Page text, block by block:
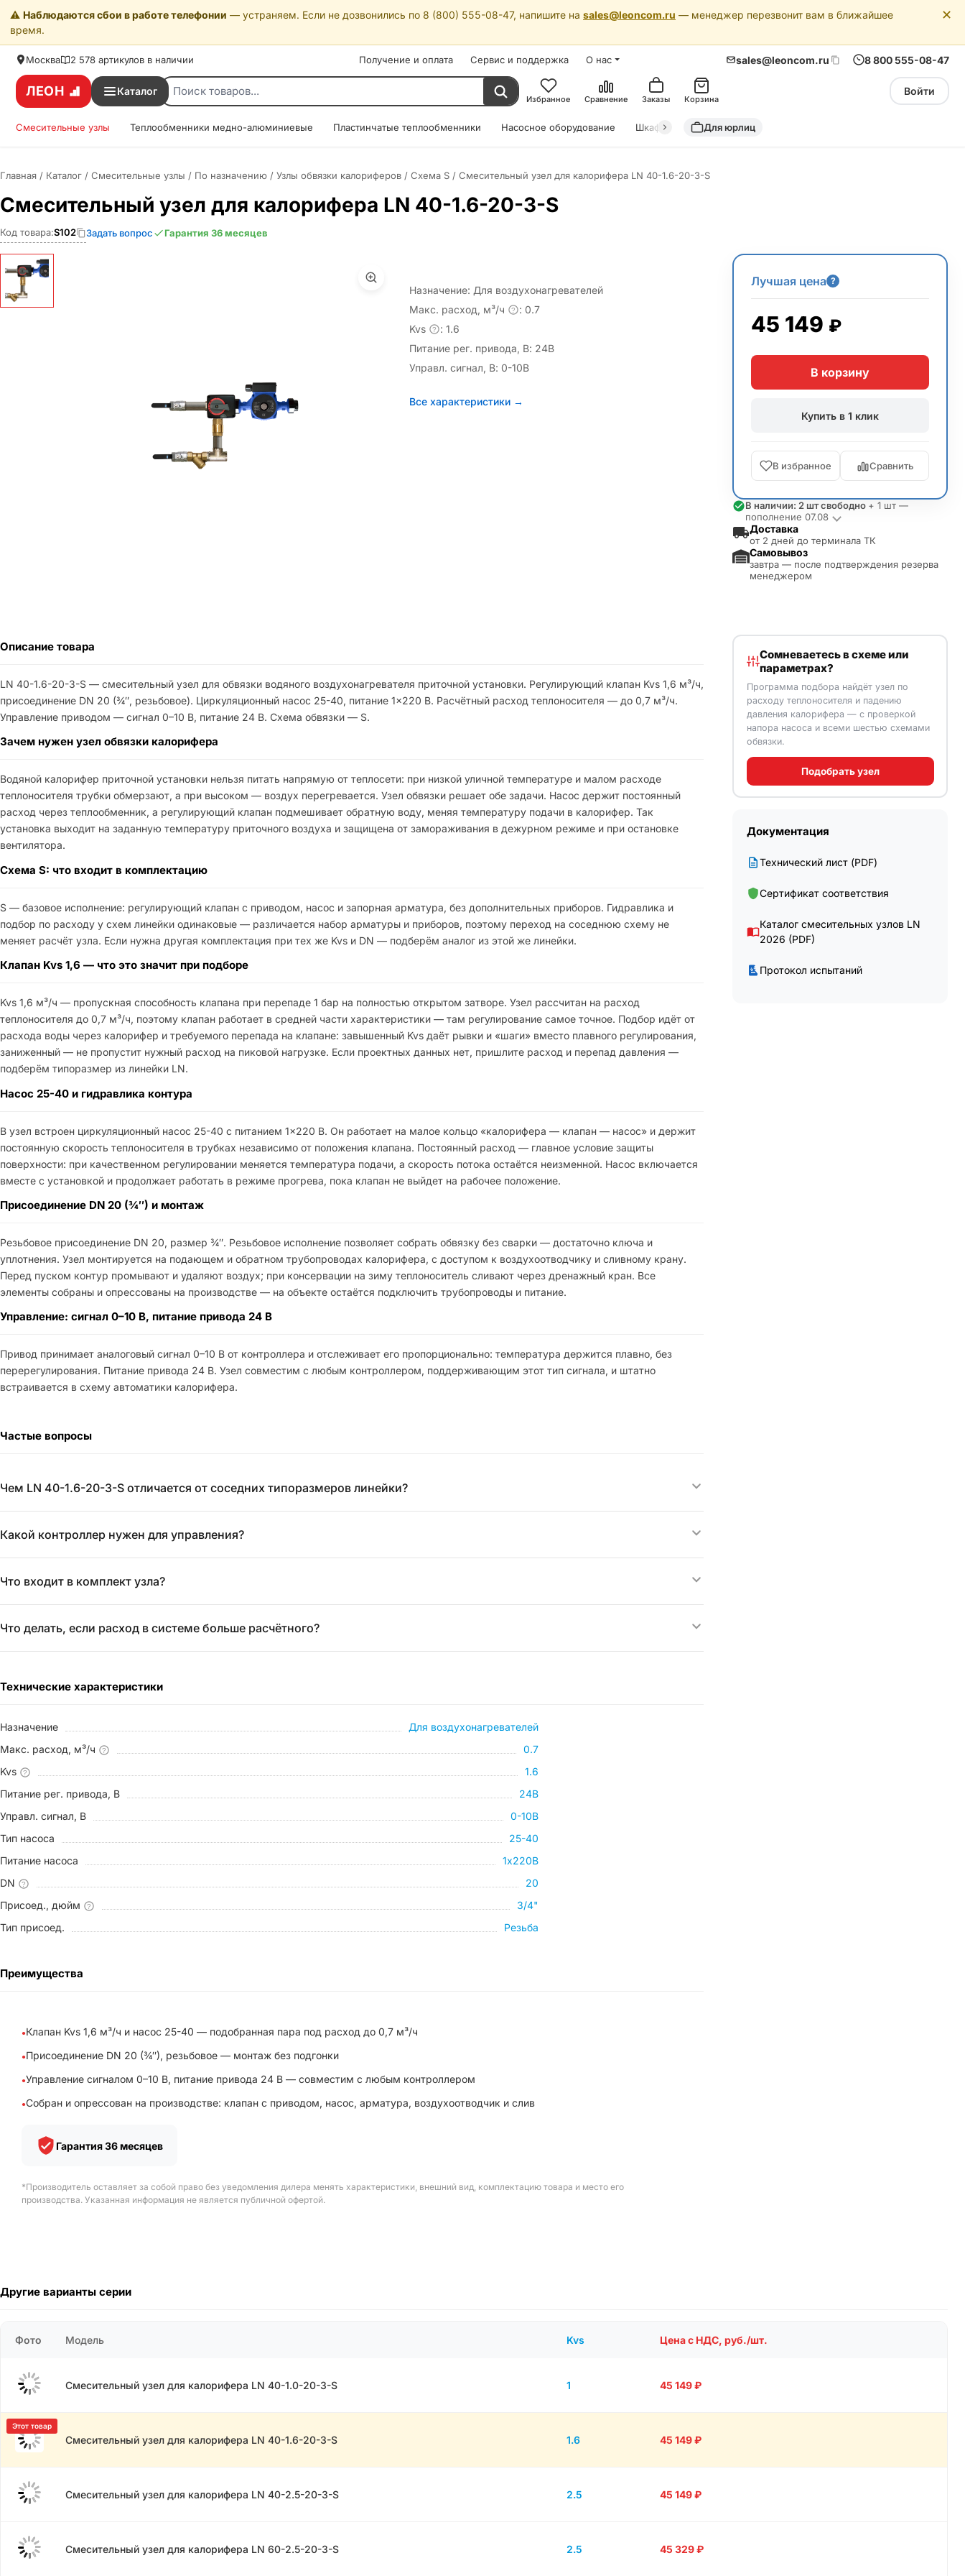
⚠️ Наблюдаются сбои в работе телефонии — устраняем. Если не дозвонились по 8 (800) 555-08-47, напишите на sales@leoncom.ru — менеджер перезвонит вам в ближайшее
время.
✕
Москва 2 578 артикулов в наличии Получение и оплата Сервис и поддержка О нас sales@leoncom.ru 8 800 555-08-47
ЛЕОН Каталог
Избранное Сравнение Заказы Корзина
Войти
Смесительные узлы Теплообменники медно-алюминиевые Пластинчатые теплообменники Насосное оборудование Шкафы автоматики Драйкулеры (сухие охладители)
Для юрлиц
Главная / Каталог / Смесительные узлы / По назначению / Узлы обвязки калориферов / Схема S / Смесительный узел для калорифера LN 40-1.6-20-3-S
Смесительный узел для калорифера LN 40-1.6-20-3-S
Код товара:S102 Задать вопрос Гарантия 36 месяцев
Назначение: Для воздухонагревателей
Макс. расход, м³/ч
?
: 0.7
Kvs
?
: 1.6
Питание рег. привода, В: 24В
Управл. сигнал, В: 0-10В
Все характеристики →
Лучшая цена ?
45 149 ₽
В корзину
Купить в 1 клик
В избранное Сравнить
В наличии: 2 шт свободно + 1 шт —
пополнение 07.08
Доставка
от 2 дней до терминала ТК
Самовывоз
завтра — после подтверждения резерва
менеджером
Описание товара
LN 40-1.6-20-3-S — смесительный узел для обвязки водяного воздухонагревателя приточной установки. Регулирующий клапан Kvs 1,6 м³/ч,
присоединение DN 20 (¾″, резьбовое). Циркуляционный насос 25-40, питание 1×220 В. Расчётный расход теплоносителя — до 0,7 м³/ч.
Управление приводом — сигнал 0–10 В, питание 24 В. Схема обвязки — S.
Зачем нужен узел обвязки калорифера
Водяной калорифер приточной установки нельзя питать напрямую от теплосети: при низкой уличной температуре и малом расходе
теплоносителя трубки обмерзают, а при высоком — воздух перегревается. Узел обвязки решает обе задачи. Насос держит постоянный
расход через теплообменник, а регулирующий клапан подмешивает обратную воду, меняя температуру подачи в калорифер. Так
установка выходит на заданную температуру приточного воздуха и защищена от замораживания в дежурном режиме и при остановке
вентилятора.
Схема S: что входит в комплектацию
S — базовое исполнение: регулирующий клапан с приводом, насос и запорная арматура, без дополнительных приборов. Гидравлика и
подбор по расходу у схем линейки одинаковые — различается набор арматуры и приборов, поэтому переход на соседнюю схему не
меняет расчёт узла. Если нужна другая комплектация при тех же Kvs и DN — подберём аналог из этой же линейки.
Клапан Kvs 1,6 — что это значит при подборе
Kvs 1,6 м³/ч — пропускная способность клапана при перепаде 1 бар на полностью открытом затворе. Узел рассчитан на расход
теплоносителя до 0,7 м³/ч, поэтому клапан работает в средней части характеристики — там регулирование самое точное. Подбор идёт от
расхода воды через калорифер и требуемого перепада на клапане: завышенный Kvs даёт рывки и «шаги» вместо плавного регулирования,
заниженный — не пропустит нужный расход на пиковой нагрузке. Если проектных данных нет, пришлите расход и перепад давления —
подберём типоразмер из линейки LN.
Насос 25-40 и гидравлика контура
В узел встроен циркуляционный насос 25-40 с питанием 1×220 В. Он работает на малое кольцо «калорифера — клапан — насос» и держит
постоянную скорость теплоносителя в трубках независимо от положения клапана. Постоянный расход — главное условие защиты
поверхности: при качественном регулировании меняется температура подачи, а скорость потока остаётся неизменной. Насос включается
вместе с установкой и продолжает работать в режиме прогрева, пока клапан не выйдет на рабочее положение.
Присоединение DN 20 (¾″) и монтаж
Резьбовое присоединение DN 20, размер ¾″. Резьбовое исполнение позволяет собрать обвязку без сварки — достаточно ключа и
уплотнения. Узел монтируется на подающем и обратном трубопроводах калорифера, с доступом к воздухоотводчику и сливному крану.
Перед пуском контур промывают и удаляют воздух; при консервации на зиму теплоноситель сливают через дренажный кран. Все
элементы собраны и опрессованы на производстве — на объекте остаётся подключить трубопроводы и питание.
Управление: сигнал 0–10 В, питание привода 24 В
Привод принимает аналоговый сигнал 0–10 В от контроллера и отслеживает его пропорционально: температура держится плавно, без
перерегулирования. Питание привода 24 В. Узел совместим с любым контроллером, поддерживающим этот тип сигнала, и штатно
встраивается в схему автоматики калорифера.
Частые вопросы
Чем LN 40-1.6-20-3-S отличается от соседних типоразмеров линейки?
Какой контроллер нужен для управления?
Что входит в комплект узла?
Что делать, если расход в системе больше расчётного?
Технические характеристики
Назначение
Для воздухонагревателей
Макс. расход, м³/ч
?
0.7
Kvs
?
1.6
Питание рег. привода, В
24В
Управл. сигнал, В
0-10В
Тип насоса
25-40
Питание насоса
1х220В
DN
?
20
Присоед., дюйм
?
3/4"
Тип присоед.
Резьба
Преимущества
Клапан Kvs 1,6 м³/ч и насос 25-40 — подобранная пара под расход до 0,7 м³/ч
Присоединение DN 20 (¾″), резьбовое — монтаж без подгонки
Управление сигналом 0–10 В, питание привода 24 В — совместим с любым контроллером
Собран и опрессован на производстве: клапан с приводом, насос, арматура, воздухоотводчик и слив
Гарантия 36 месяцев
*Производитель оставляет за собой право без уведомления дилера менять характеристики, внешний вид, комплектацию товара и место его
производства. Указанная информация не является публичной офертой.
Сомневаетесь в схеме или
параметрах?
Программа подбора найдёт узел по
расходу теплоносителя и падению
давления калорифера — с проверкой
напора насоса и всеми шестью схемами
обвязки.
Подобрать узел
Документация
Технический лист (PDF)
Сертификат соответствия
Каталог смесительных узлов LN
2026 (PDF)
Протокол испытаний
Другие варианты серии
Фото Модель Kvs Цена с НДС, руб./шт.
Смесительный узел для калорифера LN 40-1.0-20-3-S 1 45 149₽
Смесительный узел для калорифера LN 40-1.6-20-3-S 1.6 45 149₽
Смесительный узел для калорифера LN 40-2.5-20-3-S 2.5 45 149₽
Смесительный узел для калорифера LN 60-2.5-20-3-S 2.5 45 329₽